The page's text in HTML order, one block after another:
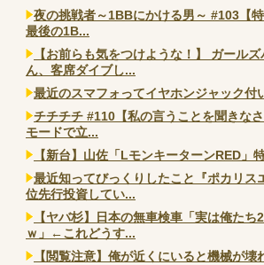
夜の挑戦者～1BBにかける男～ #103【
最後の1B...
【お前らも気をつけような！】 ガール
ん、客席ダイブし...
最近のスマフォってイヤホンジャック付
チチチチ #110【私の言うことを聞きな
モードで立...
【新台】山佐「LモンキーターンRED」
最近知ってびっくりしたこと『ポカリス
位先行投資してい...
【ヤバ杉】日本の無車検車「実は俺た
ｗ」←これどうす...
【閲覧注意】俺が近くにいると機械が壊